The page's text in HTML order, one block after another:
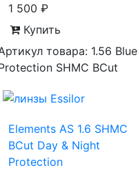
1 500 ₽
Купить
товара: 1.56 Blue
SHMC BCut
Elements AS 1.6 SHMC
BCut Day & Night
Protection